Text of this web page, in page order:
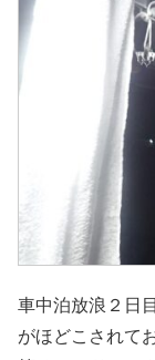
車中泊放浪２日
がほどこされて